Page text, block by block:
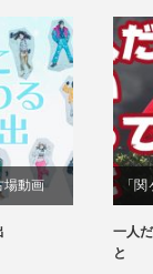
場動画 「
一人
と